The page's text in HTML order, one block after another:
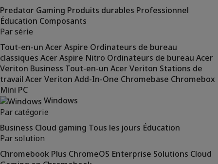
Predator Gaming Produits durables Professionnel
Éducation Composants
Par série
Tout-en-un Acer Aspire Ordinateurs de bureau
classiques Acer Aspire Nitro Ordinateurs de bureau Acer
Veriton Business Tout-en-un Acer Veriton Stations de
travail Acer Veriton Add-In-One Chromebase Chromebox
Mini PC
Windows
Par catégorie
Business Cloud gaming Tous les jours Éducation
Par solution
Chromebook Plus ChromeOS Enterprise Solutions Cloud